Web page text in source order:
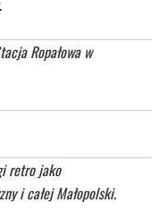
.
Ropałowa w
retro jako
i całej Małopolski.